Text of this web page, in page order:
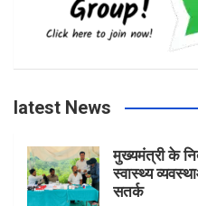
b
o
k
g
a
latest News
मुख्यमंत्री के
स्वास्थ्य
सतर्क